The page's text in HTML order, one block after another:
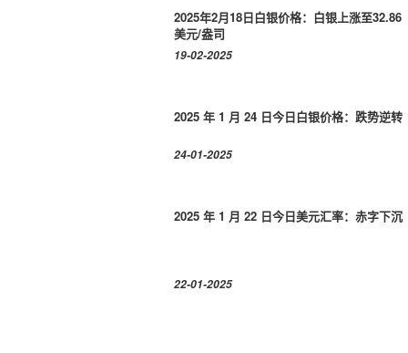
2025年2月18日白银价格：白银上涨至32.86
美元/盎司
19-02-2025
2025 年 1 月 24 日今日白银价格：跌势逆转
24-01-2025
2025 年 1 月 22 日今日美元汇率：赤字下沉
22-01-2025